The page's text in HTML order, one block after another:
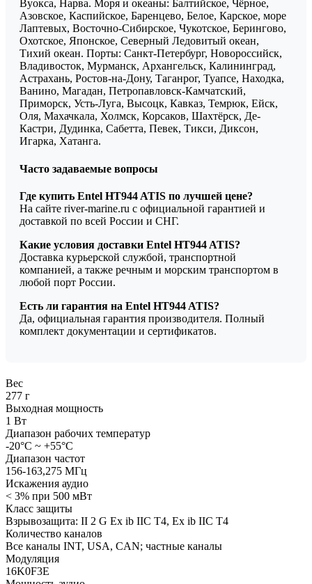
Вуокса, Нарва. Моря и океаны: Балтийское, Чёрное,
Азовское, Каспийское, Баренцево, Белое, Карское, море
Лаптевых, Восточно-Сибирское, Чукотское, Берингово,
Охотское, Японское, Северный Ледовитый океан,
Тихий океан. Порты: Санкт-Петербург, Новороссийск,
Владивосток, Мурманск, Архангельск, Калининград,
Астрахань, Ростов-на-Дону, Таганрог, Туапсе, Находка,
Ванино, Магадан, Петропавловск-Камчатский,
Приморск, Усть-Луга, Высоцк, Кавказ, Темрюк, Ейск,
Оля, Махачкала, Холмск, Корсаков, Шахтёрск, Де-
Кастри, Дудинка, Сабетта, Певек, Тикси, Диксон,
Игарка, Хатанга.
Часто задаваемые вопросы
Где купить Entel HT944 ATIS по лучшей цене?
На сайте river-marine.ru с официальной гарантией и
доставкой по всей России и СНГ.
Какие условия доставки Entel HT944 ATIS?
Доставка курьерской службой, транспортной
компанией, а также речным и морским транспортом в
любой порт России.
Есть ли гарантия на Entel HT944 ATIS?
Да, официальная гарантия производителя. Полный
комплект документации и сертификатов.
Вес
277 г
Выходная мощность
1 Вт
Диапазон рабочих температур
-20°C ~ +55°C
Диапазон частот
156-163,275 МГц
Искажения аудио
< 3% при 500 мВт
Класс защиты
Взрывозащита: II 2 G Ex ib IIC T4, Ex ib IIC T4
Количество каналов
Все каналы INT, USA, CAN; частные каналы
Модуляция
16K0F3E